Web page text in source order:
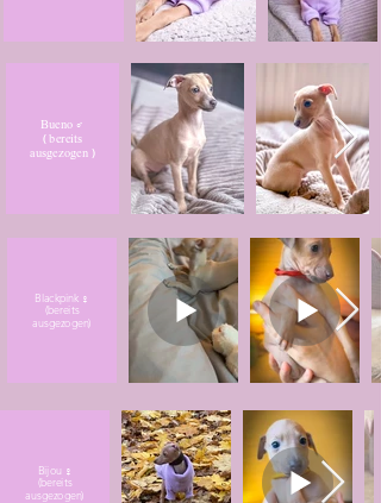
Bueno ♂
( bereits
ausgezogen )
Blackpink ♀
(bereits
ausgezogen)
Bijou ♀
(bereits
ausgezogen)